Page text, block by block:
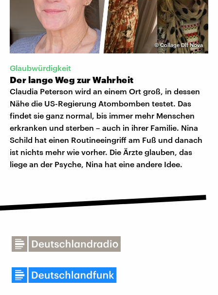
©Collage Dlf Nova
Glaubwürdigkeit
Der lange Weg zur Wahrheit
Claudia Peterson wird an einem Ort groß, in dessen
Nähe die US-Regierung Atombomben testet. Das
findet sie ganz normal, bis immer mehr Menschen
erkranken und sterben – auch in ihrer Familie. Nina
Schild hat einen Routineeingriff am Fuß und danach
ist nichts mehr wie vorher. Die Ärzte glauben, das
liege an der Psyche, Nina hat eine andere Idee.